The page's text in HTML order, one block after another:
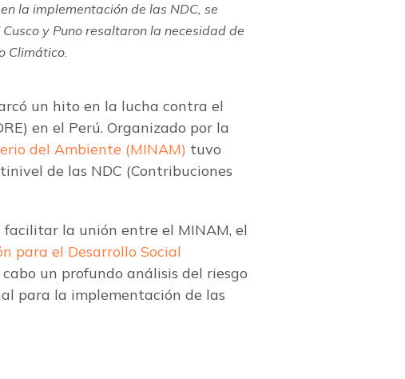
la implementación de las NDC, se
y Puno resaltaron la necesidad de
Climático.
un hito en la lucha contra el
en el Perú. Organizado por la
del Ambiente (MINAM) tuvo
de las NDC (Contribuciones
facilitar la unión entre el MINAM, el
para el Desarrollo Social
cabo un profundo análisis del riesgo
para la implementación de las